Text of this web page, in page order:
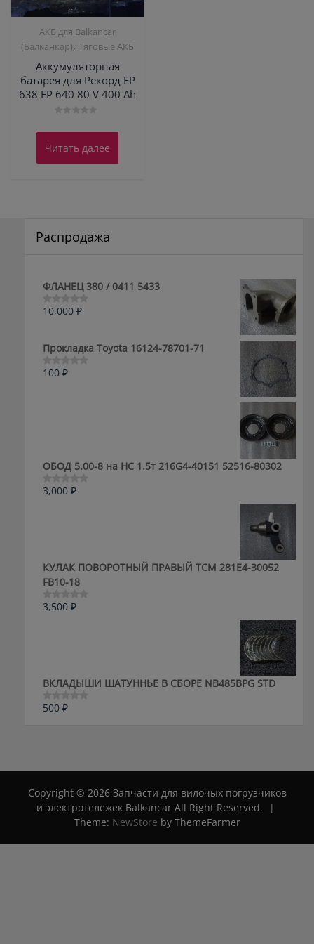
АКБ для Balkanсar
(Балканкар),Тяговые АКБ
Аккумуляторная
батарея для Рекорд ЕР
638 ЕР 640 80 V 400 Ah
0
5
Читать далее
Распродажа
ФЛАНЕЦ 380 / 0411 5433
Оценка
5
10,000 ₽
Прокладка Toyota 16124-78701-71
Оценка
100 ₽
ОБОД 5.00-8 на HC 1.5т 216G4-40151 52516-80302
Оценка
3,000 ₽
КУЛАК ПОВОРОТНЫЙ ПРАВЫЙ ТСМ 281E4-30052
FB10-18
Оценка
3,500 ₽
ВКЛАДЫШИ ШАТУННЬЕ В СБОРЕ NB485BPG STD
Оценка
500 ₽
Copyright © 2026 Запчасти для вилочых погрузчиков
и электротележек Balkancar All Right Reserved.
|
Theme: NewStore by ThemeFarmer